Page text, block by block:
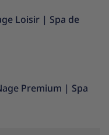
Loisir | Spa de
Premium | Spa